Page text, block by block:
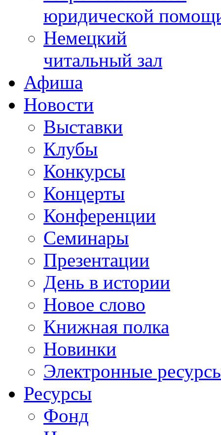
юридической
Немецкий
читальный зал
Афиша
Новости
Выставки
Клубы
Конкурсы
Концерты
Конференции
Семинары
Презентации
День в истории
Новое слово
Книжная полка
Новинки
Электронные
Ресурсы
Фонд